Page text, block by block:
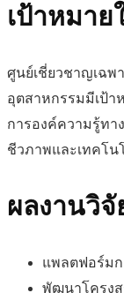
เป้าหมาย
ศูนย์เชี่ยวชาญเฉพ
อุตสาหกรรมมีเป้
การองค์ความรู้ทา
ชีวภาพและเทคโน
ผลงานวิจั
แพลตฟอร์มก
พัฒนาโครงส